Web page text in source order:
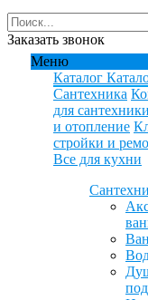
Заказать звонок
Меню
Каталог
Сантехника
для сантехники
и отопление
стройки и
Все для кухни